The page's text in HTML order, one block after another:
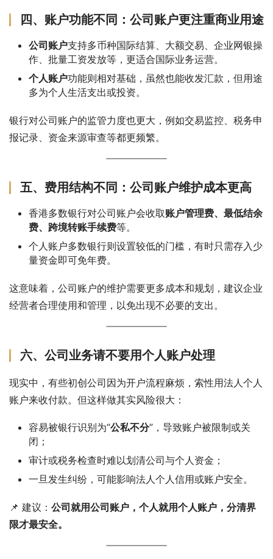
四、账户功能不同：公司账户更注重商业用途
公司账户支持多币种国际结算、大额交易、企业网银操
作、批量工资发放等，更适合国际业务运营。
个人账户功能则相对基础，虽然也能收发汇款，但用途
多为个人生活支出或投资。
银行对公司账户的监管力度也更大，例如交易监控、税务申
报记录、资金来源审查等都更频繁。
五、费用结构不同：公司账户维护成本更高
香港多数银行对公司账户会收取账户管理费、最低结余
费、跨境转账手续费等。
个人账户多数银行则设置较低的门槛，有时只需存入少
量资金即可免年费。
这意味着，公司账户的维护需要更多成本和规划，建议企业
经营者合理使用和管理，以免出现不必要的支出。
六、公司业务请不要用个人账户处理
现实中，有些初创公司因为开户流程麻烦，索性用法人个人
账户来收付款。但这样做其实风险很大：
容易被银行识别为“公私不分”，导致账户被限制或关
闭；
审计或税务检查时难以划清公司与个人资金；
一旦发生纠纷，可能影响法人个人信用或账户安全。
📌 建议： 公司就用公司账户，个人就用个人账户，分清界
限才最安全。